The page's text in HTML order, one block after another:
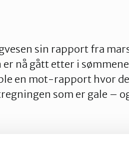
sin rapport fra
nå gått etter i
en mot-rapport hvor
som er gale –